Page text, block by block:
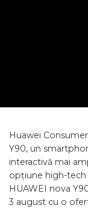
Huawei
Y90, un
interactivă mai
opțiune high-tech
HUAWEI nova
3 august cu o